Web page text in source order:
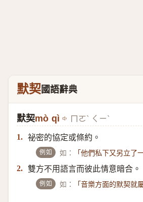
默契國語辭典
默契mò qì ㄇㄛˋ ㄑㄧˋ
1. 祕密的協定或條約。
例如 如： 「他們私下又另立了
2. 雙方不用語言而彼此情意暗合。
例如 如： 「音樂方面的默契就